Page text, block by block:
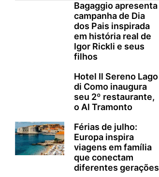
Bagaggio apresenta
campanha de Dia
dos Pais inspirada
em história real de
Igor Rickli e seus
filhos
Hotel Il Sereno Lago
di Como inaugura
seu 2º restaurante,
o Al Tramonto
Férias de julho:
Europa inspira
viagens em família
que conectam
diferentes gerações